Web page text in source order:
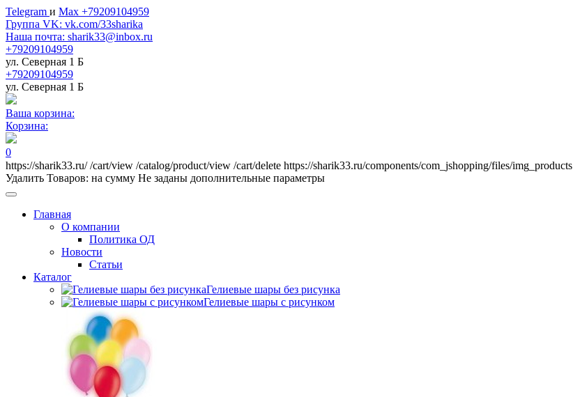
Telegram и Max +79209104959
Группа VK: vk.com/33sharika
Наша почта: sharik33@inbox.ru
+79209104959
ул. Северная 1 Б
+79209104959
ул. Северная 1 Б
Ваша корзина:
Корзина:
0
https://sharik33.ru/ /cart/view /catalog/product/view /cart/delete https://sharik33.ru/components/com_jshopping/files/img_products
Удалить Товаров: на сумму Не заданы дополнительные параметры
Главная
О компании
Политика ОД
Новости
Статьи
Каталог
Гелиевые шары без рисунка
Гелиевые шары с рисунком